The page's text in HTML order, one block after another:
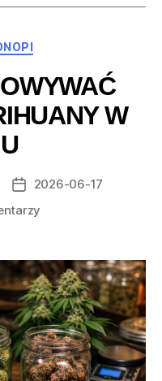
W
Data2026-06-17
nasiona
marihuany
w
domu